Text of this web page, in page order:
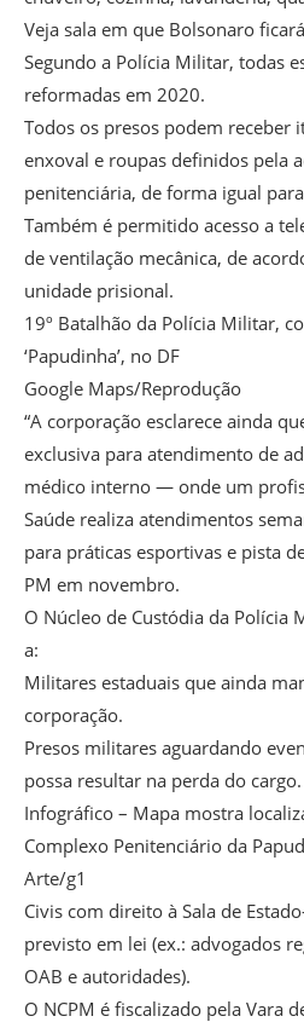
Veja sala em que Bolsonaro
Segundo a Polícia Militar, todas
reformadas em 2020.
Todos os presos podem receber
enxoval e roupas definidos pela
penitenciária, de forma igual
Também é permitido acesso a
de ventilação mecânica, de
unidade prisional.
19º Batalhão da Polícia Militar,
‘Papudinha’, no DF
Google Maps/Reprodução
“A corporação esclarece ainda
exclusiva para atendimento de
médico interno — onde um
Saúde realiza atendimentos
para práticas esportivas e pista
PM em novembro.
O Núcleo de Custódia da Polícia
a:
Militares estaduais que ainda
corporação.
Presos militares aguardando
possa resultar na perda do cargo.
Infográfico – Mapa mostra
Complexo Penitenciário da
Arte/g1
Civis com direito à Sala de
previsto em lei (ex.: advogados
OAB e autoridades).
O NCPM é fiscalizado pela Vara